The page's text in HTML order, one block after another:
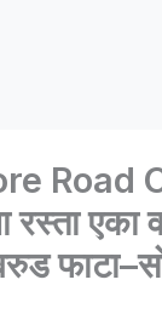
Road
एका